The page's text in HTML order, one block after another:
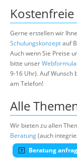
Gerne erstellen wir
Schulungskonzeptauf
Auch wenn Sie Preise
bitte unser
9-16 Uhr). Auf Wunsch
am Telefon!
Alle
Wir bieten zu allen
Beratung(auch
Beratung